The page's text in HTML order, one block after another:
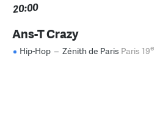
20:00
Ans-T Crazy
Hip-Hop – Zénith de Paris Paris 19e